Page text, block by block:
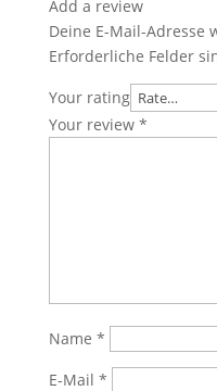
Add a review
Deine E-Mail-
Erforderliche Felder
Your rating
Your review *
Name *
E-Mail *